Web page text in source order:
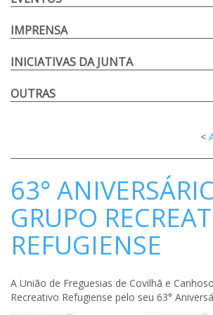
IMPRENSA
INICIATIVAS DA JUNTA
OUTRAS
<
63°
GRUPO
REFUGIENSE
A União de Freguesias de Covilhã e
Recreativo Refugiense pelo seu 63°